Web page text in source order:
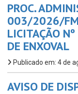
PROC.
003/2026/
LICITAÇÃO
DE ENXOVAL
Publicado em: 4 de
AVISO DE